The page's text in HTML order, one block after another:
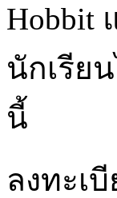
Hobbit
นักเรีย
นี้
ลงทะเ